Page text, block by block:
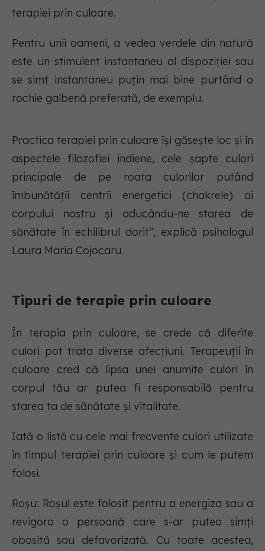
terapiei prin culoare.
Pentru unii oameni, a vedea verdele din natură
este un stimulent instantaneu al dispoziției sau
se simt instantaneu puțin mai bine purtând o
rochie galbenă preferată, de exemplu.
Practica terapiei prin culoare își găsește loc și în
aspectele filozofiei indiene, cele șapte culori
principale de pe roata culorilor putând
îmbunătății centrii energetici (chakrele) ai
corpului nostru și aducându-ne starea de
sănătate în echilibrul dorit”, explică psihologul
Laura Maria Cojocaru.
Tipuri de terapie prin culoare
În terapia prin culoare, se crede că diferite
culori pot trata diverse afecțiuni. Terapeuții în
culoare cred că lipsa unei anumite culori în
corpul tău ar putea fi responsabilă pentru
starea ta de sănătate și vitalitate.
Iată o listă cu cele mai frecvente culori utilizate
în timpul terapiei prin culoare și cum le putem
folosi.
Roșu: Roșul este folosit pentru a energiza sau a
revigora o persoană care s-ar putea simți
obosită sau defavorizată. Cu toate acestea,